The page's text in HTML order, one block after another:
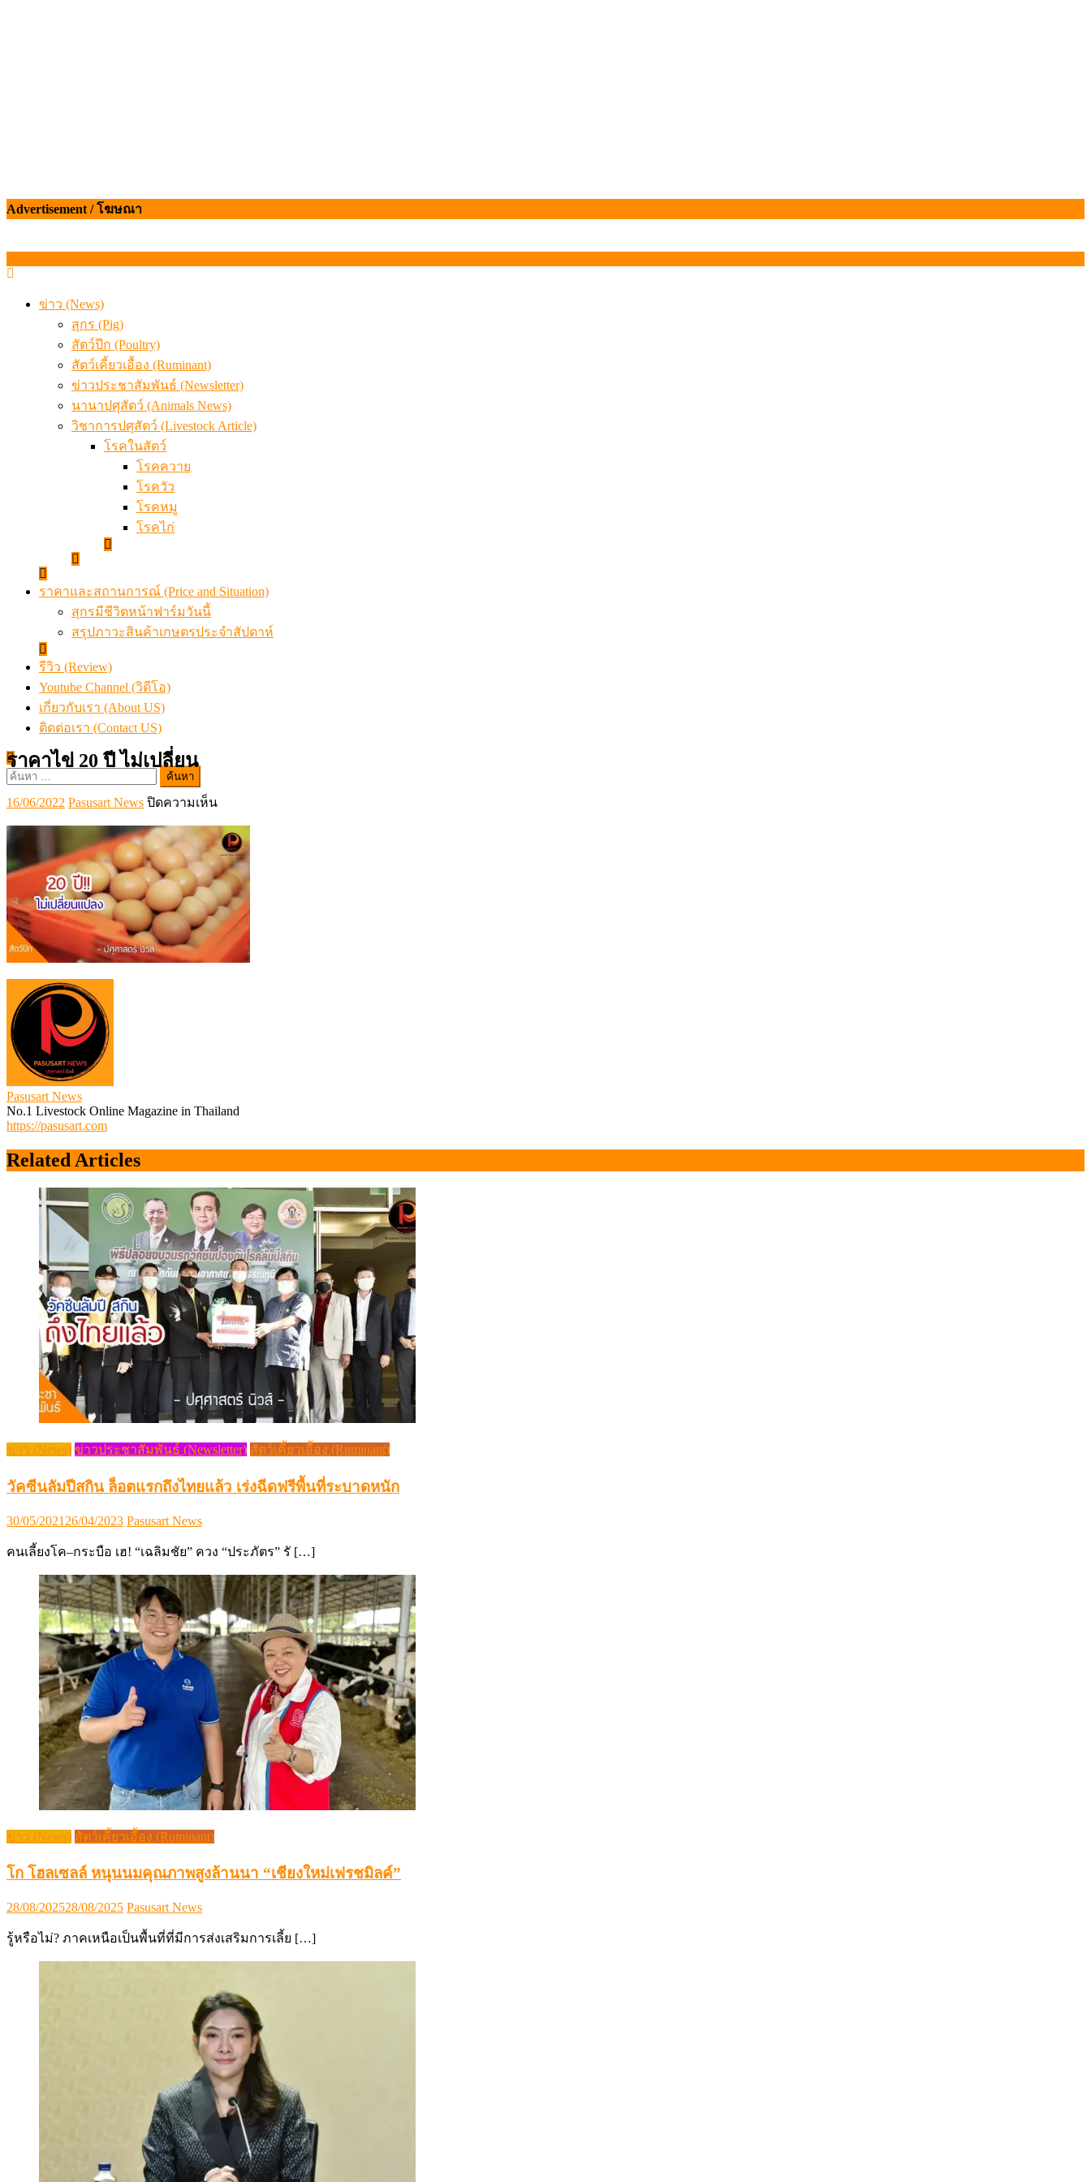
Advertisement / โฆษณา
ข่าว (News)
สุกร (Pig)
สัตว์ปีก (Poultry)
สัตว์เคี้ยวเอื้อง (Ruminant)
ข่าวประชาสัมพันธ์ (Newsletter)
นานาปศุสัตว์ (Animals News)
วิชาการปศุสัตว์ (Livestock Article)
โรคในสัตว์
โรคควาย
โรควัว
โรคหมู
โรคไก่
ราคาและสถานการณ์ (Price and Situation)
สุกรมีชีวิตหน้าฟาร์มวันนี้
สรุปภาวะสินค้าเกษตรประจำสัปดาห์
รีวิว (Review)
Youtube Channel (วิดีโอ)
เกี่ยวกับเรา (About US)
ติดต่อเรา (Contact US)
ค้นหา
สำหรับ:
ราคาไข่ 20 ปี ไม่เปลี่ยน
Posted
on
16/06/2022 Author
Pasusart News ปิดความเห็นบน
ไข่
20
ปี
ไม่
เปลี่ยน
Pasusart News
No.1 Livestock Online Magazine in Thailand
https://pasusart.com
Related Articles
ข่าว (News) ข่าวประชาสัมพันธ์ (Newsletter) สัตว์เคี้ยวเอื้อง (Ruminant)
วัคซีนลัมปีสกิน ล็อตแรกถึงไทยแล้ว เร่งฉีดฟรีพื้นที่ระบาดหนัก
Posted
30/05/2021 26/04/2023 Author
Pasusart News
คนเลี้ยงโค–กระบือ เฮ! “เฉลิมชัย” ควง “ประภัตร” รั […]
ข่าว (News) สัตว์เคี้ยวเอื้อง (Ruminant)
โก โฮลเซลล์ หนุนนมคุณภาพสูงล้านนา “เชียงใหม่เฟรชมิลค์”
Posted
28/08/202528/08/2025 Author
Pasusart News
รู้หรือไม่? ภาคเหนือเป็นพื้นที่ที่มีการส่งเสริมการเลี้ย […]